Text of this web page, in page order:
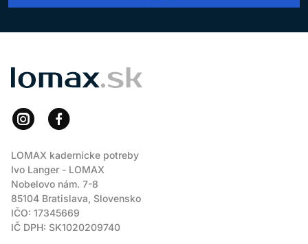
LOMAX
LOMAX kadernícke potreby
Ivo Langer - LOMAX
Nobelovo nám. 7-8
85104 Bratislava, Slovensko
IČO: 17345669
IČ DPH: SK1020209740